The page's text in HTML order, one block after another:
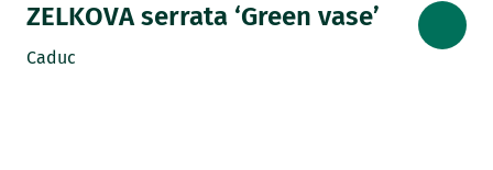
ZELKOVA serrata ‘Green vase’
Caduc